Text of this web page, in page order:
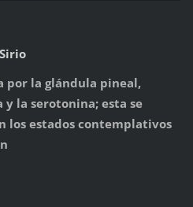
por la glándula pineal,
la serotonina; esta se
los estados contemplativos